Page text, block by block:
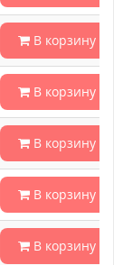
В корзину
В корзину
В корзину
В корзину
В корзину